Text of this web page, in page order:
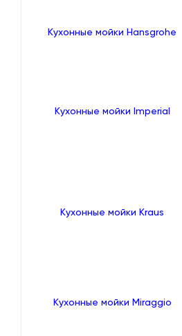
Кухонные мойки Hansgrohe
Кухонные мойки Imperial
Кухонные мойки Kraus
Кухонные мойки Miraggio